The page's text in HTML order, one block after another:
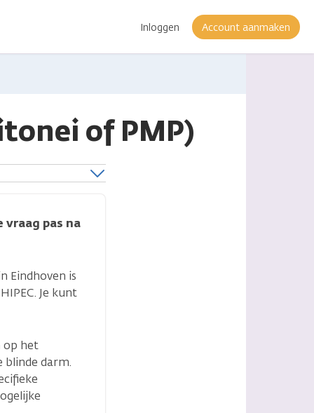
Inloggen Account aanmaken
of PMP)
vraag pas na
Eindhoven is
Je kunt
op het
blinde darm.